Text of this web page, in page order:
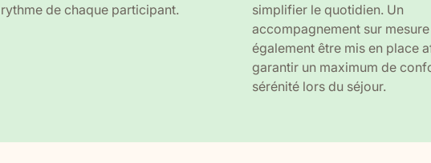
rythme de chaque participant.
simplifier le quotidien. Un
accompagnement sur
également être mis en place
garantir un maximum de
sérénité lors du séjour.